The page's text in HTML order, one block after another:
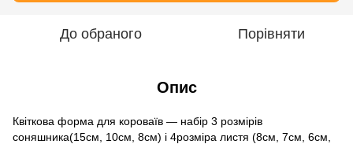
До обраного Порівняти
Опис
Квіткова форма для короваїв — набір 3 розмірів
соняшника(15см, 10см, 8см) і 4розміра листя (8см, 7см, 6см,